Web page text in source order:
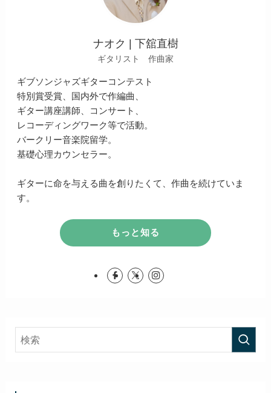
ナオク | 下舘直樹
ギタリスト 作曲家
ギブソンジャズギターコンテスト
特別賞受賞、国内外で作編曲、
ギター講座講師、コンサート、
レコーディングワーク等で活動。
バークリー音楽院留学。
基礎心理カウンセラー。
ギターに命を与える曲を創りたくて、作曲を続けていま
す。
もっと知る